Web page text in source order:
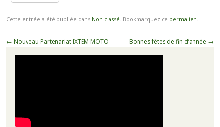
Cette entrée a été publiée dans Non classé . Bookmarquez ce permalien
Navigation
← Nouveau Partenariat IXTEM MOTO Bonnes fêtes de fin d’année →